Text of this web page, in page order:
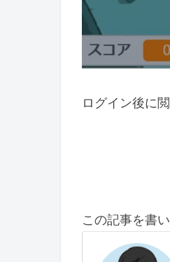
ログイン後に
この記事を書